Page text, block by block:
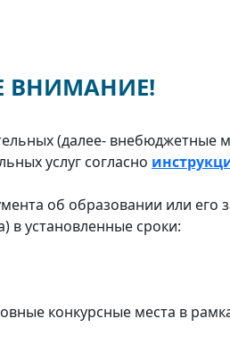
ВНИМАНИЕ!
(далее- внебюджетные
услуг согласно
об образовании или его
в установленные сроки:
конкурсные места в